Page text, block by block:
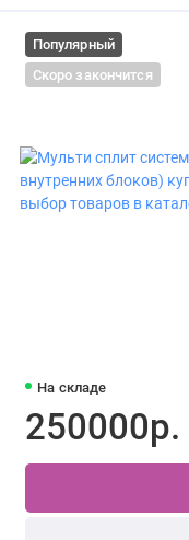
Популярный
Скоро закончится
На складе
250000р.